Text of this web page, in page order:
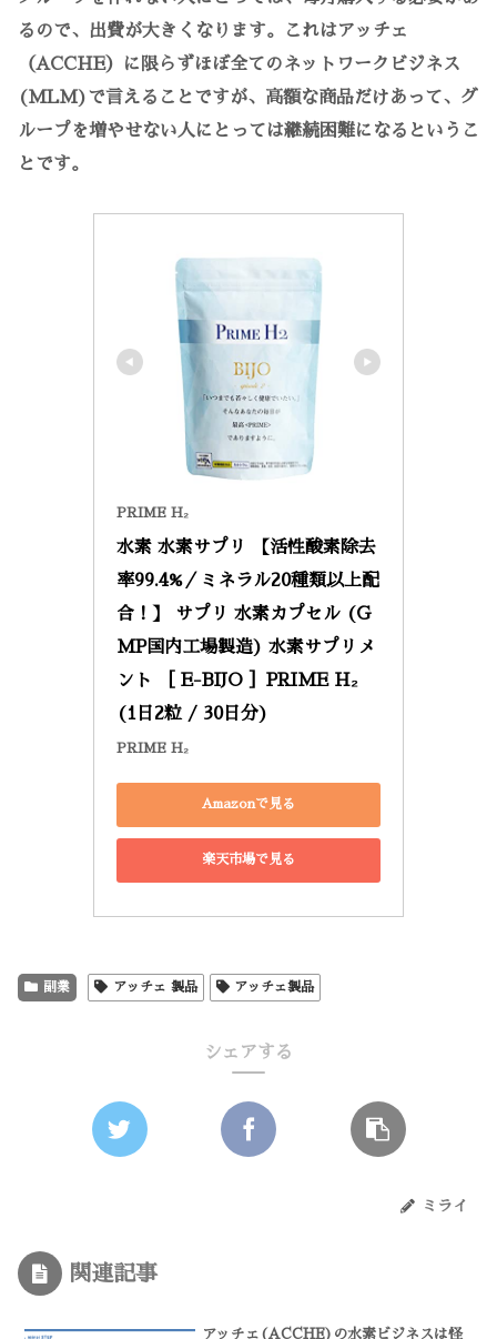
るので、出費が大きくなります。これはアッチェ
（ACCHE）に限らずほぼ全てのネットワークビジネス
(MLM)で言えることですが、高額な商品だけあって、グ
ループを増やせない人にとっては継続困難になるというこ
とです。
PRIME H₂
水素 水素サプリ 【活性酸素除去
率99.4%／ミネラル20種類以上配
合！】 サプリ 水素カプセル (G
MP国内工場製造) 水素サプリメ
ント ［ E-BIJO ］PRIME H₂
(1日2粒 / 30日分)
PRIME H₂
Amazonで見る
楽天市場で見る
副業 アッチェ 製品 アッチェ製品
シェアする
ミライ
関連記事
アッチェ(ACCHE)の水素ビジネスは怪